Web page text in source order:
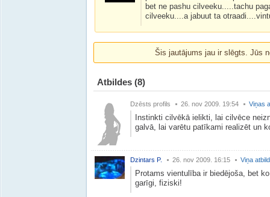
bet ne pashu cilveeku.....tachu
cilveeku....a jabuut ta
Šis jautājums jau ir slēgts. Jūs
Atbildes (8)
Dzēsts profils 26. nov 2009. 19:54 Viņas
Instinkti cilvēkā ielikti, lai cilvēce
galvā, lai varētu patīkami realizēt un
Dzintars P. 26. nov 2009. 16:15 Viņa
Protams vientulība ir biedējoša, bet
garīgi, fiziski!